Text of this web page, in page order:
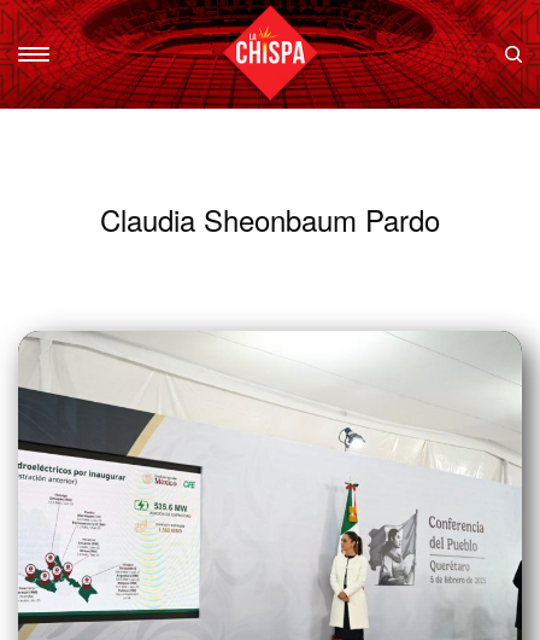
Claudia Sheonbaum Pardo